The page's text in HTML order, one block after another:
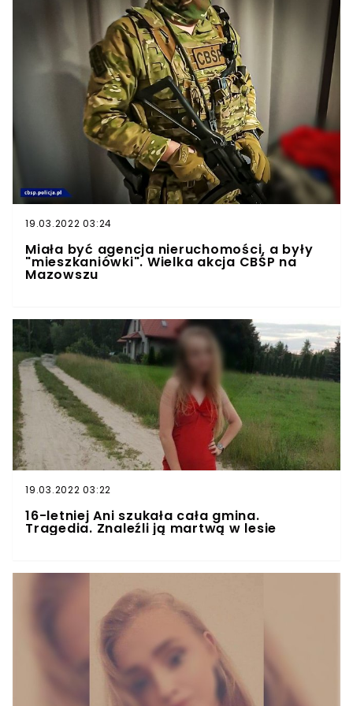
19.03.2022 03:24
Miała być agencja nieruchomości, a były
"mieszkaniówki". Wielka akcja CBŚP na
Mazowszu
19.03.2022 03:22
16-letniej Ani szukała cała gmina.
Tragedia. Znaleźli ją martwą w lesie